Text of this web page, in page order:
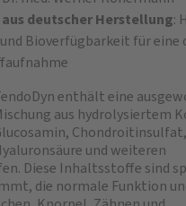
deutscher Herstellung:
Bioverfügbarkeit für
enthält eine
aus hydrolysiertem
Chondroitinsulfat,
und weiteren
Diese Inhaltsstoffe sind
die normale Funktion